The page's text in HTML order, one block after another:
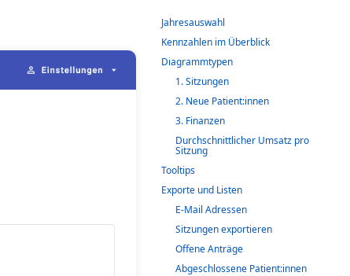
Jahresauswahl
Kennzahlen im Überblick
Diagrammtypen
1. Sitzungen
2. Neue Patient:innen
3. Finanzen
Durchschnittlicher Umsatz pro
Sitzung
Tooltips
Exporte und Listen
E-Mail Adressen
Sitzungen exportieren
Offene Anträge
Abgeschlossene Patient:innen